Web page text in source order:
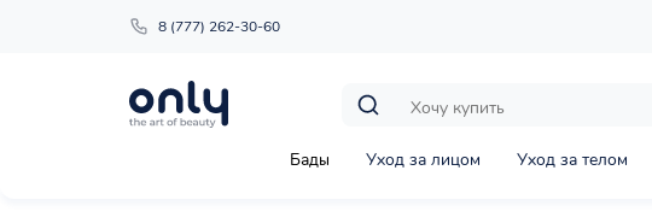
8 (777) 262-30-60
Бады Уход за лицом Уход за телом